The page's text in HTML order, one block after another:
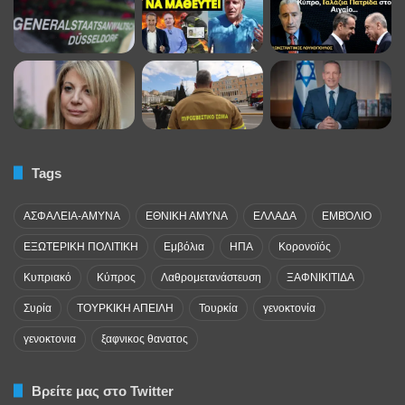
Tags
ΑΣΦΑΛΕΙΑ-ΑΜΥΝΑ ΕΘΝΙΚΗ ΑΜΥΝΑ ΕΛΛΑΔΑ ΕΜΒΌΛΙΟ
ΕΞΩΤΕΡΙΚΗ ΠΟΛΙΤΙΚΗ Εμβόλια ΗΠΑ Κορονοϊός
Κυπριακό Κύπρος Λαθρομετανάστευση ΞΑΦΝΙΚΙΤΙΔΑ
Συρία ΤΟΥΡΚΙΚΗ ΑΠΕΙΛΗ Τουρκία γενοκτονία
γενοκτονια ξαφνικος θανατος
Βρείτε μας στο Twitter